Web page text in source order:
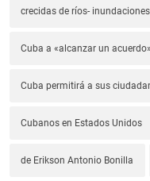
crecidas de ríos-
Cuba a «alcanzar un
Cuba permitirá a sus
Cubanos en Estados Unidos
de Erikson Antonio Bonilla